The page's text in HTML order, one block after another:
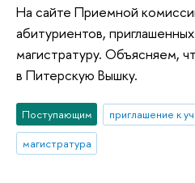
На сайте Приемной
абитуриентов,
магистратуру. Объясняем,
в Питерскую Вышку.
Поступающим приглашение к
магистратура